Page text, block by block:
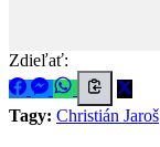
Zdieľať:
Tagy: Christián Jaroš